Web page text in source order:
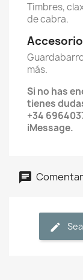
Timbres,
de cabra.
más.
Si no has
tienes
+34
iMessage.